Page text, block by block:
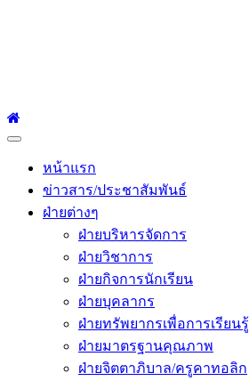
Primary
หน้าแรก
ข่าวสาร/ประชาสัมพันธ์
ฝ่ายต่างๆ
ฝ่ายบริหารจัดการ
ฝ่ายวิชาการ
ฝ่ายกิจการนักเรียน
ฝ่ายบุคลากร
ฝ่ายทรัพยากรเพื่อการเรียนรู้
ฝ่ายมาตรฐานคุณภาพ
ฝ่ายจิตตาภิบาล/ครูคาทอลิก